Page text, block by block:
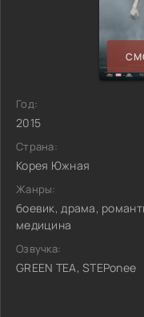
Год:
2015
Страна:
Корея Южная
Жанры:
боевик, драма,
медицина
Озвучка:
GREEN TEA, STEPonee